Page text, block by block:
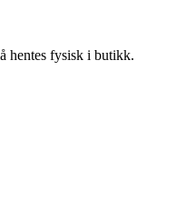
hentes fysisk i butikk.